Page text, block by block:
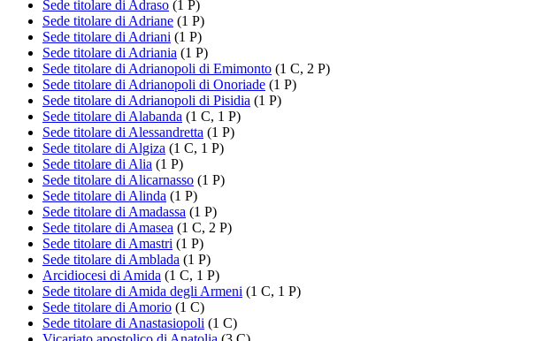
Sede titolare di Adraso (1 P)
Sede titolare di Adriane (1 P)
Sede titolare di Adriani (1 P)
Sede titolare di Adriania (1 P)
Sede titolare di Adrianopoli di Emimonto (1 C, 2 P)
Sede titolare di Adrianopoli di Onoriade (1 P)
Sede titolare di Adrianopoli di Pisidia (1 P)
Sede titolare di Alabanda (1 C, 1 P)
Sede titolare di Alessandretta (1 P)
Sede titolare di Algiza (1 C, 1 P)
Sede titolare di Alia (1 P)
Sede titolare di Alicarnasso (1 P)
Sede titolare di Alinda (1 P)
Sede titolare di Amadassa (1 P)
Sede titolare di Amasea (1 C, 2 P)
Sede titolare di Amastri (1 P)
Sede titolare di Amblada (1 P)
Arcidiocesi di Amida (1 C, 1 P)
Sede titolare di Amida degli Armeni (1 C, 1 P)
Sede titolare di Amorio (1 C)
Sede titolare di Anastasiopoli (1 C)